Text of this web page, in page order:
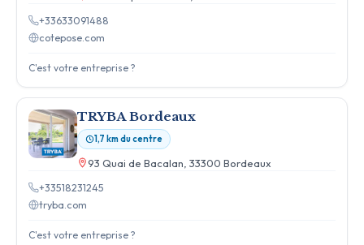
+33633091488
cotepose.com
C'est votre entreprise ?
TRYBA Bordeaux
1,7 km du centre
93 Quai de Bacalan, 33300 Bordeaux
+33518231245
tryba.com
C'est votre entreprise ?